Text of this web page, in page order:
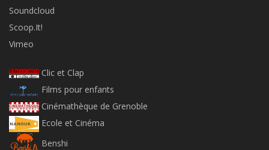
Soundcloud
Scoop.It!
Vimeo
Clic et Clap
Films pour enfants
Cinémathèque de Grenoble
Ecole et Cinéma
Benshi